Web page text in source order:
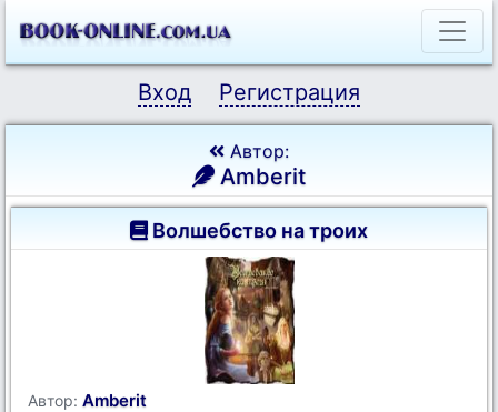
Вход Регистрация
Автор:
Amberit
Волшебство на троих
Автор: Amberit